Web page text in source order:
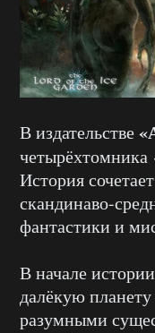
В издательстве
четырёхтомника
История
скандинаво-
фантастики и
В начале
далёкую
разумными